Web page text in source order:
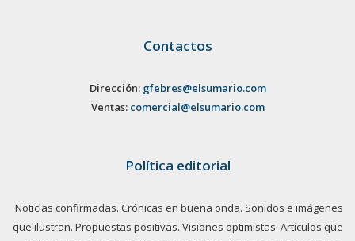
Contactos
Dirección: gfebres@elsumario.com
Ventas: comercial@elsumario.com
Política editorial
Noticias confirmadas. Crónicas en buena onda. Sonidos e imágenes
que ilustran. Propuestas positivas. Visiones optimistas. Artículos que